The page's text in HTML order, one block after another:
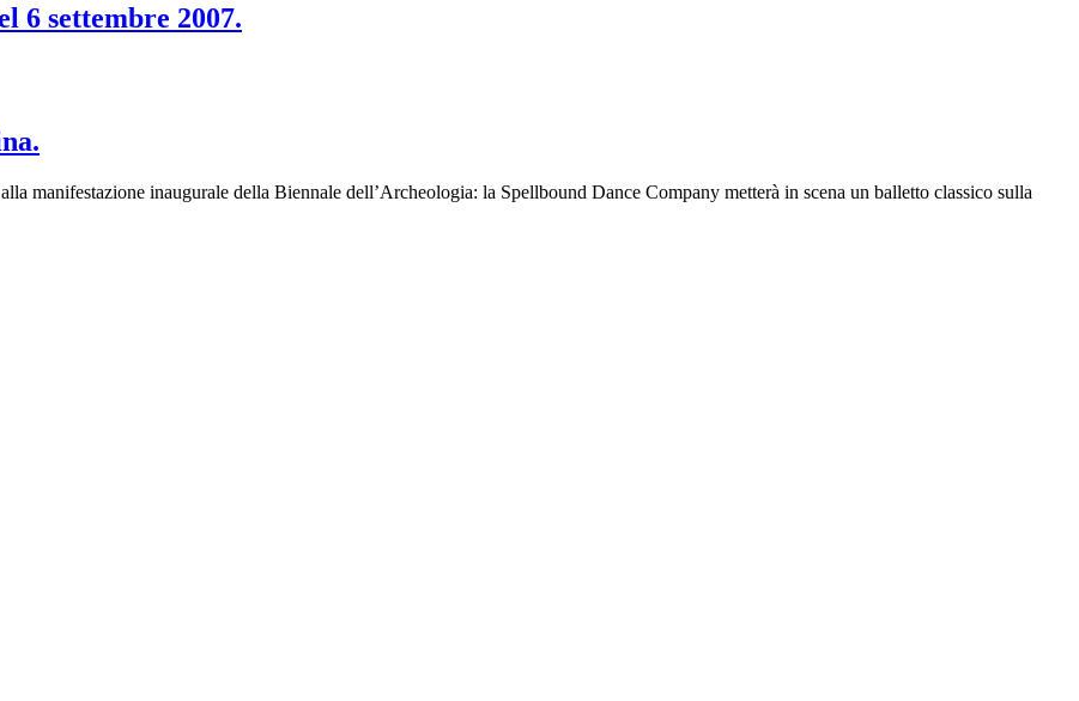
6 settembre 2007.
manifestazione inaugurale della Biennale dell’Archeologia: la Spellbound Dance Company metterà in scena un balletto classico sulla